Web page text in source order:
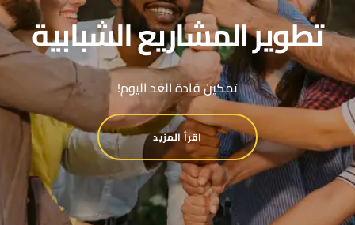
تطوير المشاريع الشبابية
تمكين قادة الغد اليوم!
اقرأ المزيد